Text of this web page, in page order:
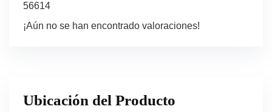
56614
¡Aún no se han encontrado valoraciones!
Ubicación del Producto